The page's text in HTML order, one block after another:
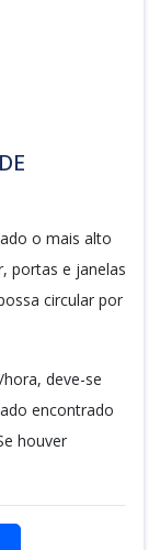
o mais alto
portas e janelas
circular por
deve-se
encontrado
houver